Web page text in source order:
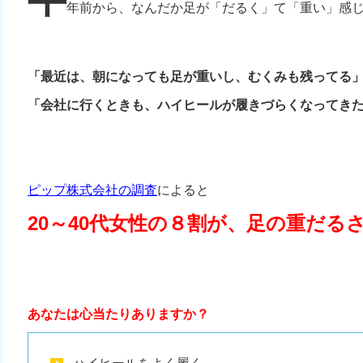
年前から、なんだか足が「だるく」て「重い」感
「最近は、朝になっても足が重いし、むくみも残ってる
「会社に行くときも、ハイヒールが履きづらくなってき
ピップ株式会社の調査によると
20～40代女性の８割が、足の重だる
あなたは心当たりありますか？